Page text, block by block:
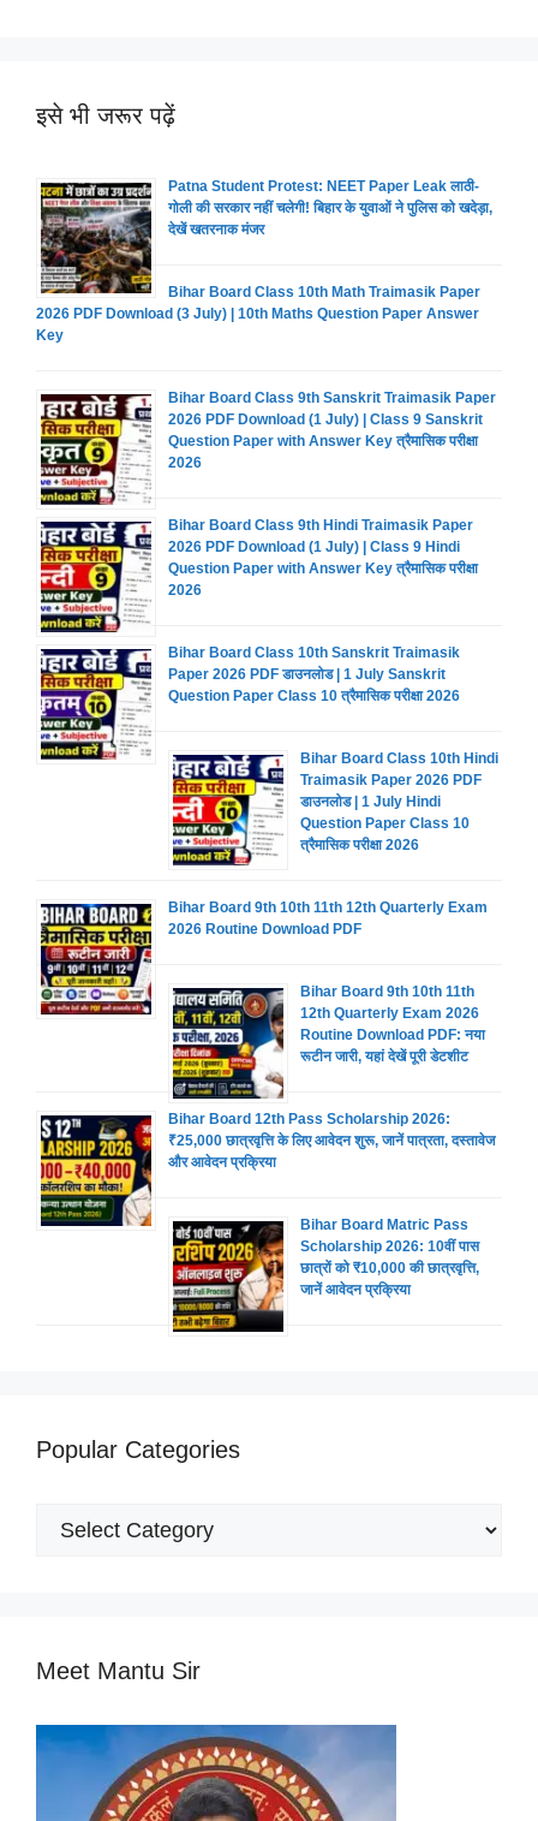
इसे भी जरूर पढ़ें
Patna Student Protest: NEET Paper Leak लाठी-
गोली की सरकार नहीं चलेगी! बिहार के युवाओं ने पुलिस को खदेड़ा,
देखें खतरनाक मंजर
Bihar Board Class 10th Math Traimasik Paper
2026 PDF Download (3 July) | 10th Maths Question Paper Answer
Key
Bihar Board Class 9th Sanskrit Traimasik Paper
2026 PDF Download (1 July) | Class 9 Sanskrit
Question Paper with Answer Key त्रैमासिक परीक्षा
2026
Bihar Board Class 9th Hindi Traimasik Paper
2026 PDF Download (1 July) | Class 9 Hindi
Question Paper with Answer Key त्रैमासिक परीक्षा
2026
Bihar Board Class 10th Sanskrit Traimasik
Paper 2026 PDF डाउनलोड | 1 July Sanskrit
Question Paper Class 10 त्रैमासिक परीक्षा 2026
Bihar Board Class 10th Hindi
Traimasik Paper 2026 PDF
डाउनलोड | 1 July Hindi
Question Paper Class 10
त्रैमासिक परीक्षा 2026
Bihar Board 9th 10th 11th 12th Quarterly Exam
2026 Routine Download PDF
Bihar Board 9th 10th 11th
12th Quarterly Exam 2026
Routine Download PDF: नया
रूटीन जारी, यहां देखें पूरी डेटशीट
Bihar Board 12th Pass Scholarship 2026:
₹25,000 छात्रवृत्ति के लिए आवेदन शुरू, जानें पात्रता, दस्तावेज
और आवेदन प्रक्रिया
Bihar Board Matric Pass
Scholarship 2026: 10वीं पास
छात्रों को ₹10,000 की छात्रवृत्ति,
जानें आवेदन प्रक्रिया
Popular Categories
Popular
Meet Mantu Sir